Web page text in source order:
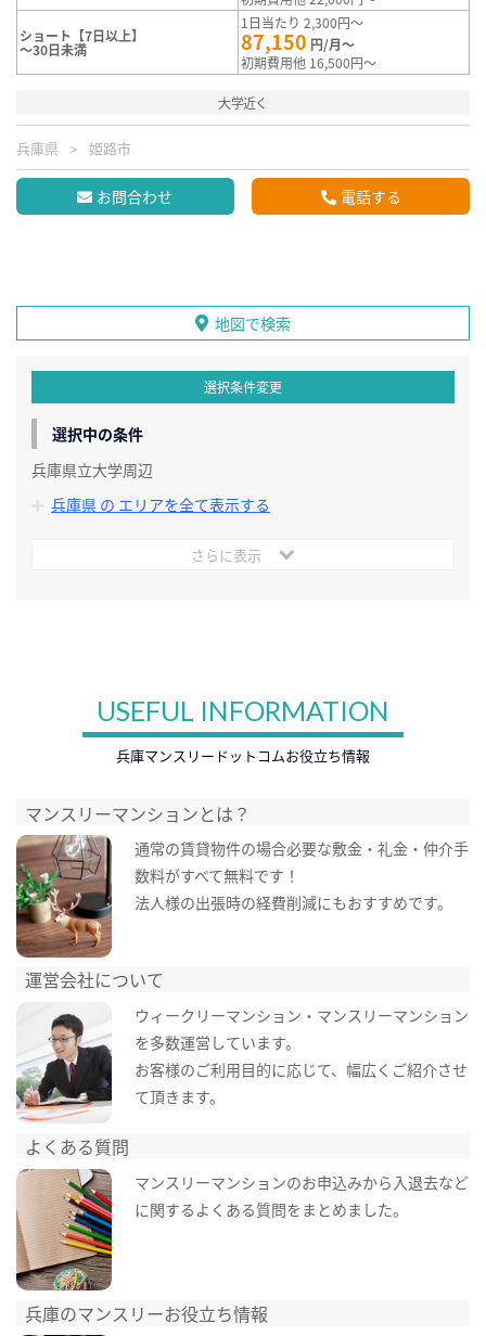
ショート【7日以上】
～30日未満
1日当たり 2,300円～
87,150 円/月～
初期費用他 16,500円～
大学近く
兵庫県 姫路市
お問合わせ 電話する
地図で検索
選択条件変更
選択中の条件
兵庫県立大学周辺
兵庫県 の エリアを全て表示する
さらに表示
USEFUL INFORMATION
兵庫マンスリードットコムお役立ち情報
マンスリーマンションとは？
通常の賃貸物件の場合必要な敷金・礼金・仲介手
数料がすべて無料です！
法人様の出張時の経費削減にもおすすめです。
運営会社について
ウィークリーマンション・マンスリーマンション
を多数運営しています。
お客様のご利用目的に応じて、幅広くご紹介させ
て頂きます。
よくある質問
マンスリーマンションのお申込みから入退去など
に関するよくある質問をまとめました。
兵庫のマンスリーお役立ち情報